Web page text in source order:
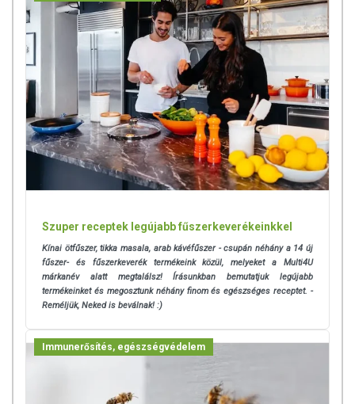
Szuper receptek legújabb fűszerkeverékeinkkel
Kínai ötfűszer, tikka masala, arab kávéfűszer - csupán néhány a 14 új
fűszer- és fűszerkeverék termékeink közül, melyeket a Multi4U
márkanév alatt megtalálsz! Írásunkban bemutatjuk legújabb
termékeinket és megosztunk néhány finom és egészséges receptet. -
Reméljük, Neked is beválnak! :)
Immunerősítés, egészségvédelem